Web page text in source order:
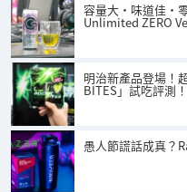
容量大・味道佳・
Unlimited ZERO
明治新產品登場！
BITES」試吃評測！
愚人節謊話成真？